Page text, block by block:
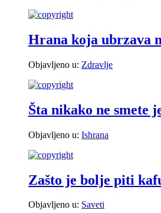
Hrana koja ubrzava
Objavljeno u: Zdravlje
Šta nikako ne smete
Objavljeno u: Ishrana
Zašto je bolje piti
Objavljeno u: Saveti